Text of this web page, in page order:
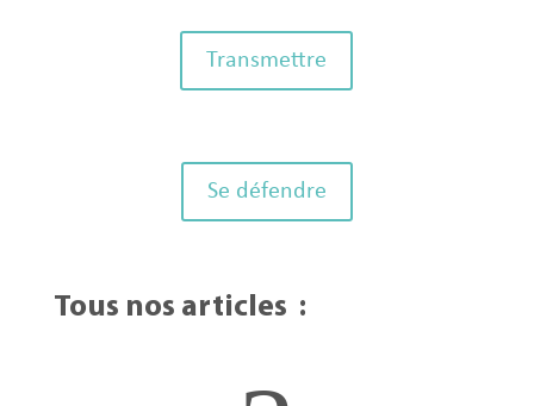
Transmettre
Se défendre
Tous nos articles :